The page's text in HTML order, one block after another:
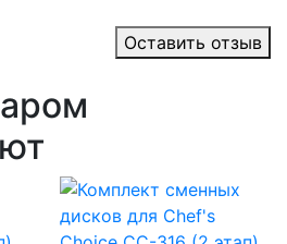
Оставить отзыв